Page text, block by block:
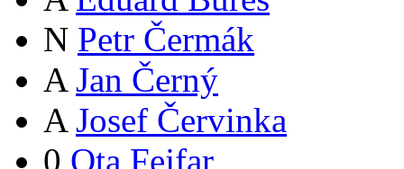
N Petr Čermák
A Jan Černý
A Josef Červinka
0 Ota Fejfar